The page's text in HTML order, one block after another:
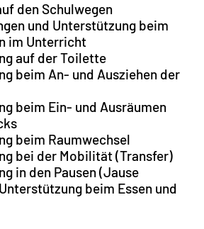
den Schulwegen
und Unterstützung beim
im Unterricht
auf der Toilette
beim An- und Ausziehen der
beim Ein- und Ausräumen
beim Raumwechsel
bei der Mobilität (Transfer)
in den Pausen (Jause
beim Essen und